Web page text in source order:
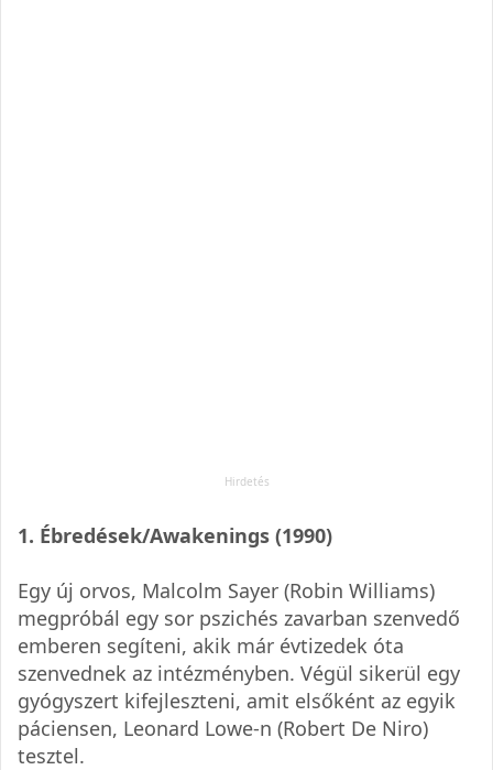
1. Ébredések/Awakenings (1990)
Egy új orvos, Malcolm Sayer (Robin Williams)
megpróbál egy sor pszichés zavarban szenvedő
emberen segíteni, akik már évtizedek óta
szenvednek az intézményben. Végül sikerül egy
gyógyszert kifejleszteni, amit elsőként az egyik
páciensen, Leonard Lowe-n (Robert De Niro)
tesztel.